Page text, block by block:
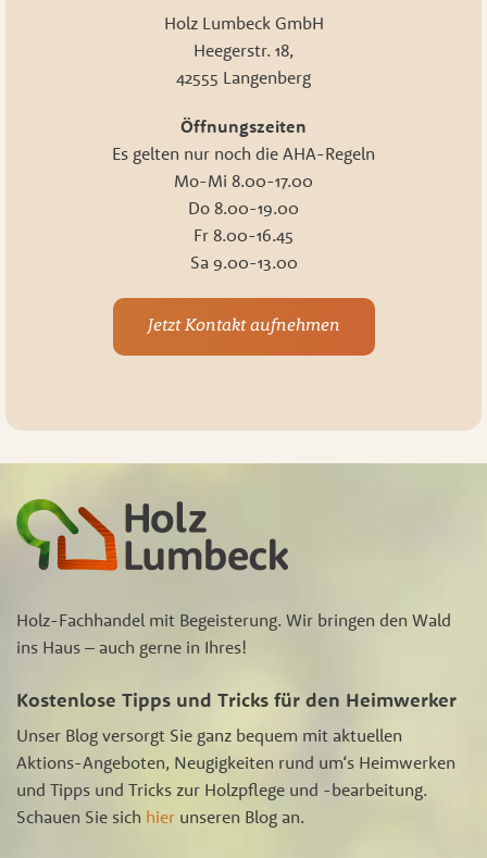
Holz Lumbeck GmbH
Heegerstr. 18,
42555 Langenberg
Öffnungszeiten
Es gelten nur noch die AHA-Regeln
Mo-Mi 8.00-17.00
Do 8.00-19.00
Fr 8.00-16.45
Sa 9.00-13.00
Jetzt Kontakt aufnehmen
Holz-Fachhandel mit Begeisterung. Wir bringen den Wald
ins Haus – auch gerne in Ihres!
Kostenlose Tipps und Tricks für den Heimwerker
Unser Blog versorgt Sie ganz bequem mit aktuellen
Aktions-Angeboten, Neugigkeiten rund um‘s Heimwerken
und Tipps und Tricks zur Holzpflege und -bearbeitung.
Schauen Sie sich hier unseren Blog an.